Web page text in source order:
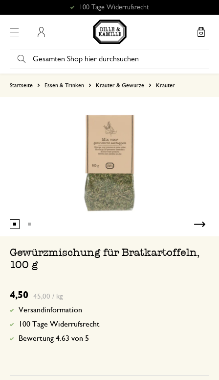
100 Tage Widerrufsrecht
Startseite Essen & Trinken Kräuter & Gewürze Kräuter
Gewürzmischung für Bratkartoffeln,
100 g
4,50 45,00 / kg
Versandinformation
100 Tage Widerrufsrecht
Bewertung 4.63 von 5